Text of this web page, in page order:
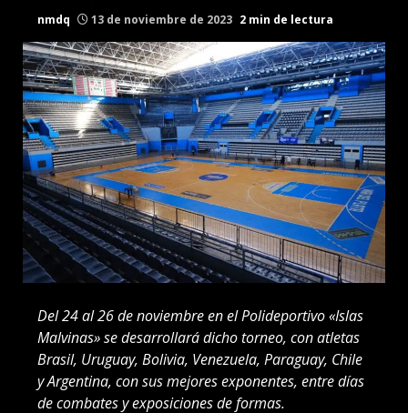
nmdq 13 de noviembre de 2023 2 min de lectura
Del 24 al 26 de noviembre en el Polideportivo «Islas
Malvinas» se desarrollará dicho torneo, con atletas
Brasil, Uruguay, Bolivia, Venezuela, Paraguay, Chile
y Argentina, con sus mejores exponentes, entre días
de combates y exposiciones de formas.